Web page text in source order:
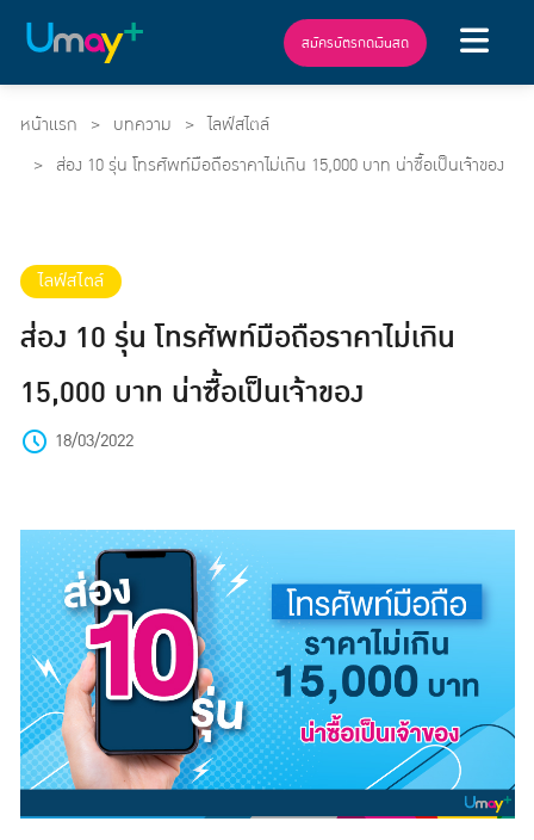
สมัครบัตรกดเงินสด
หน้าแรก บทความ
ไลฟ์สไตล์
ส่อง 10 รุ่น โทรศัพท์มือถือราคาไม่เกิน 15,000 บาท น่าซื้อเป็นเจ้าของ
ไลฟ์สไตล์
ส่อง 10 รุ่น โทรศัพท์มือถือราคาไม่เกิน
15,000 บาท น่าซื้อเป็นเจ้าของ
18/03/2022